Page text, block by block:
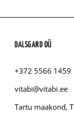
DALSGARD OÜ
+372 5566 1459
vitabi@vitabi.ee
Tartu maakond,